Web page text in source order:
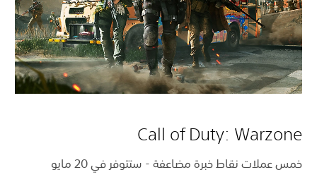
Call of Duty:‎ Warzone
خمس عملات نقاط خبرة مضاعفة - ستتوفر في 20 مايو